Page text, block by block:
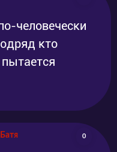
человечески
кто
0